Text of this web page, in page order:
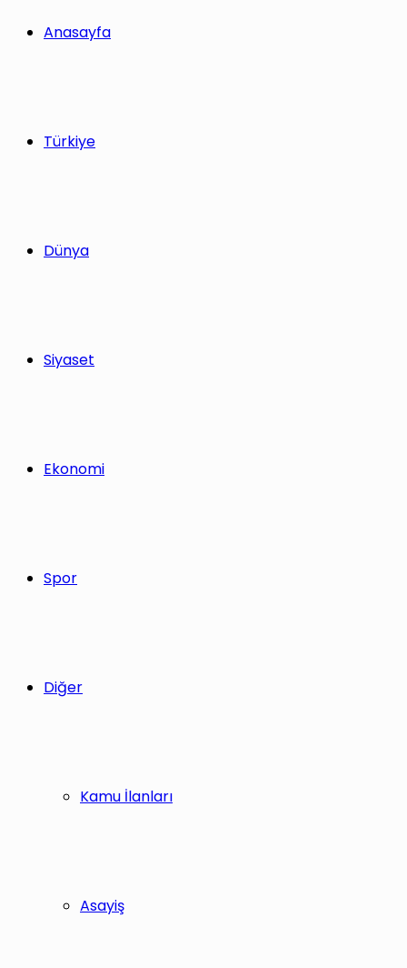
Anasayfa
Türkiye
Dünya
Siyaset
Ekonomi
Spor
Diğer
Kamu İlanları
Asayiş